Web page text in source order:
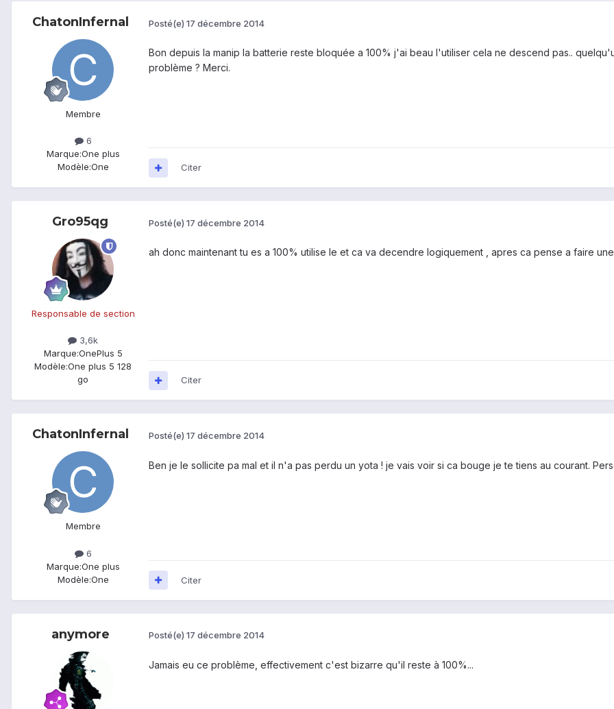
ChatonInfernal
Membre
6
Marque:One plus
Modèle:One
Posté(e) 17 décembre 2014
Bon depuis la manip la batterie reste bloquée a 100% j'ai beau l'utiliser cela ne descend pas..
problème ? Merci.
Citer
Gro95qg
Responsable de section
3,6k
Marque:OnePlus 5
Modèle:One plus 5 128
go
Posté(e) 17 décembre 2014
ah donc maintenant tu es a 100% utilise le et ca va decendre logiquement , apres ca pense a faire
Citer
ChatonInfernal
Membre
6
Marque:One plus
Modèle:One
Posté(e) 17 décembre 2014
Ben je le sollicite pa mal et il n'a pas perdu un yota ! je vais voir si ca bouge je te tiens au courant.
Citer
anymore Posté(e) 17 décembre 2014
Jamais eu ce problème, effectivement c'est bizarre qu'il reste à 100%...